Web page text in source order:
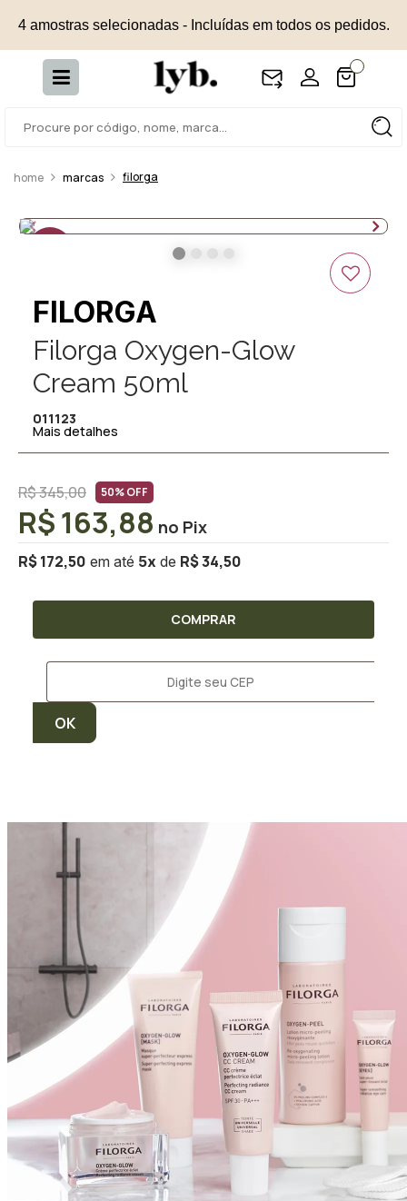
4 amostras selecionadas - Incluídas em todos os pedidos.
marcas filorga
FILORGA
Filorga Oxygen-Glow
Cream 50ml
011123
Mais detalhes
R$ 345,00 50% OFF
R$ 172,50 5x R$ 34,50
R$ 163,88
COMPRAR